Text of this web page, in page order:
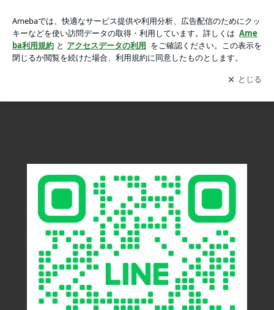
スニーカー、かばんなど修理見積もり！の画像 22枚中20枚目
習志野市津田沼で画像で簡単！靴修理見積もり。靴、ブーツ、スニーカー、かばんなど修理見積もり！